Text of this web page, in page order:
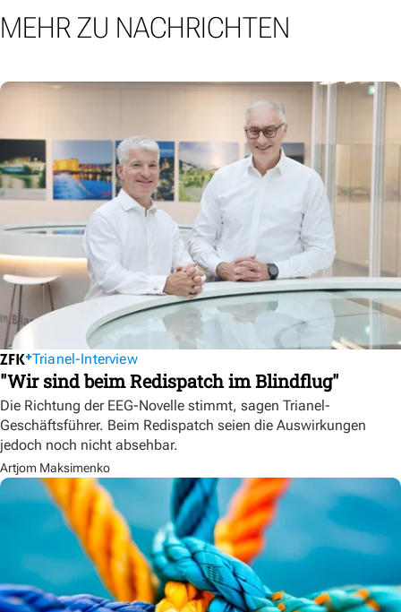
MEHR ZU NACHRICHTEN
Trianel-Interview
"Wir sind beim Redispatch im Blindflug"
Die Richtung der EEG-Novelle stimmt, sagen Trianel-
Geschäftsführer. Beim Redispatch seien die Auswirkungen
jedoch noch nicht absehbar.
Artjom Maksimenko